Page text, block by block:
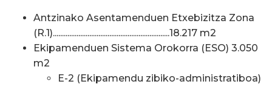
Antzinako Asentamenduen Etxebizitza Zona
(R.1)................................................................18.217 m2
Ekipamenduen Sistema Orokorra (ESO) 3.050
m2
E-2 (Ekipamendu zibiko-administratiboa)